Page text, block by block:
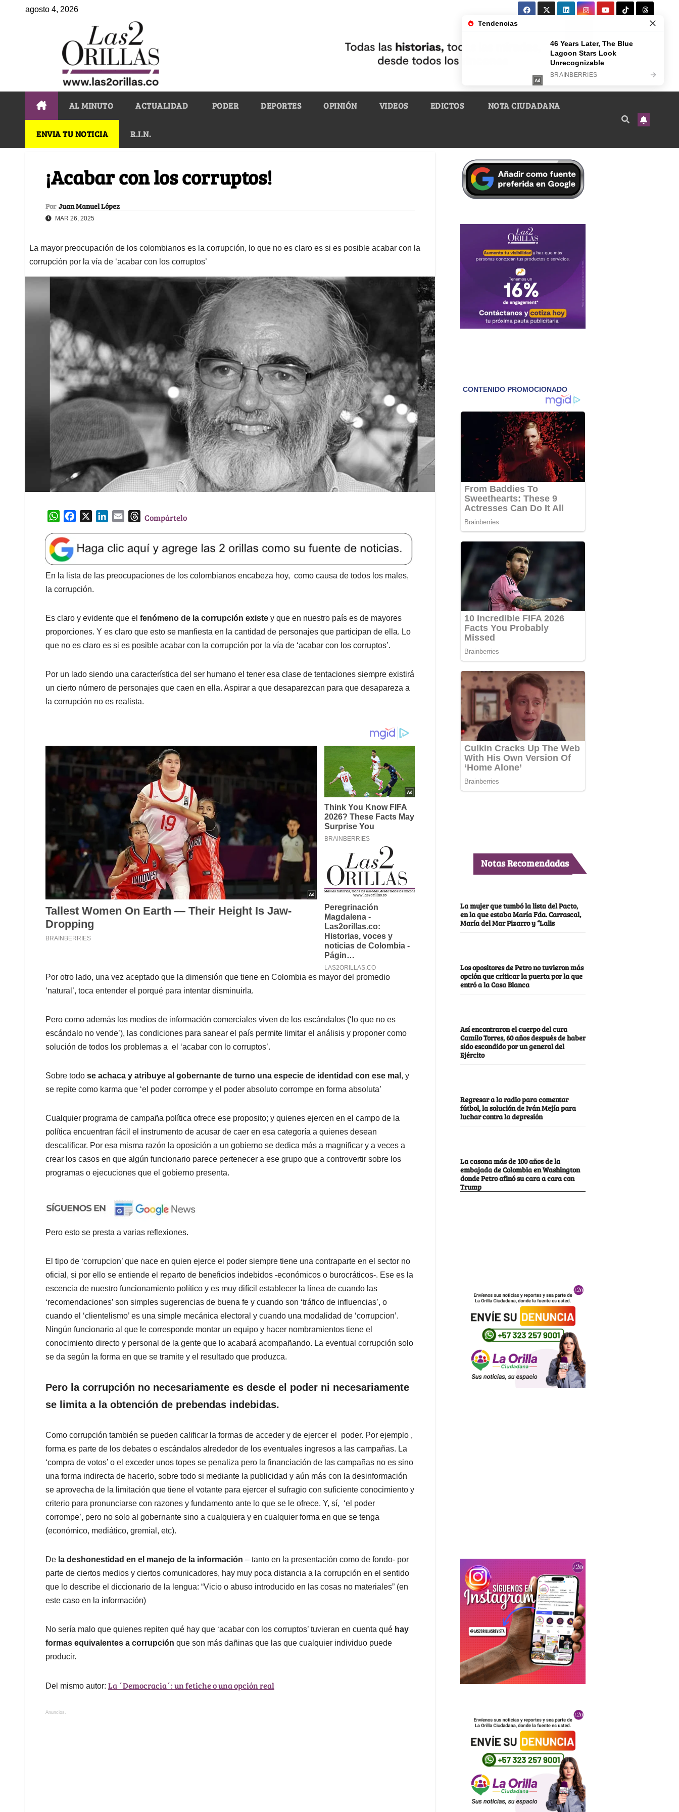
agosto 4, 2026
AL MINUTO ACTUALIDAD PODER DEPORTES OPINIÓN VIDEOS EDICTOS NOTA CIUDADANA
ENVIA TU NOTICIA R.I.N.
¡Acabar con los corruptos!
Por Juan Manuel López
MAR 26, 2025
La mayor preocupación de los colombianos es la corrupción, lo que no es claro es si es posible acabar con la
corrupción por la vía de ‘acabar con los corruptos’
W
a
t
s
A
p
e
b
o
o
k
e
d
l
T
e
a
d
Compártelo
En la lista de las preocupaciones de los colombianos encabeza hoy, como causa de todos los males,
la corrupción.
Es claro y evidente que el fenómeno de la corrupción existe y que en nuestro país es de mayores
proporciones. Y es claro que esto se manfiesta en la cantidad de personajes que participan de ella. Lo
que no es claro es si es posible acabar con la corrupción por la vía de ‘acabar con los corruptos’.
Por un lado siendo una característica del ser humano el tener esa clase de tentaciones siempre existirá
un cierto número de personajes que caen en ella. Aspirar a que desaparezcan para que desapareza a
la corrupción no es realista.
Por otro lado, una vez aceptado que la dimensión que tiene en Colombia es mayor del promedio
‘natural’, toca entender el porqué para intentar disminuirla.
Pero como además los medios de información comerciales viven de los escándalos (‘lo que no es
escándalo no vende’), las condiciones para sanear el país permite limitar el análisis y proponer como
solución de todos los problemas a el ‘acabar con lo corruptos’.
Sobre todo se achaca y atribuye al gobernante de turno una especie de identidad con ese mal , y
se repite como karma que ‘el poder corrompe y el poder absoluto corrompe en forma absoluta’
Cualquier programa de campaña política ofrece ese proposito; y quienes ejercen en el campo de la
política encuentran fácil el instrumento de acusar de caer en esa categoría a quienes desean
descalificar. Por esa misma razón la oposición a un gobierno se dedica más a magnificar y a veces a
crear los casos en que algún funcionario parece pertenecer a ese grupo que a controvertir sobre los
programas o ejecuciones que el gobierno presenta.
Pero esto se presta a varias reflexiones.
El tipo de ‘corrupcion’ que nace en quien ejerce el poder siempre tiene una contraparte en el sector no
oficial, si por ello se entiende el reparto de beneficios indebidos -económicos o burocráticos-. Ese es la
escencia de nuestro funcionamiento político y es muy difícil establecer la línea de cuando las
‘recomendaciones’ son simples sugerencias de buena fe y cuando son ‘tráfico de influencias’, o
cuando el ‘clientelismo’ es una simple mecánica electoral y cuando una modalidad de ‘corrupcion’.
Ningún funcionario al que le corresponde montar un equipo y hacer nombramientos tiene el
conocimiento directo y personal de la gente que lo acabará acompañando. La eventual corrupción solo
se da según la forma en que se tramite y el resultado que produzca.
Pero la corrupción no necesariamente es desde el poder ni necesariamente
se limita a la obtención de prebendas indebidas.
Como corrupción también se pueden calificar la formas de acceder y de ejercer el poder. Por ejemplo ,
forma es parte de los debates o escándalos alrededor de los eventuales ingresos a las campañas. La
‘compra de votos’ o el exceder unos topes se penaliza pero la financiación de las campañas no es sino
una forma indirecta de hacerlo, sobre todo si mediante la publicidad y aún más con la desinformación
se aprovecha de la limitación que tiene el votante para ejercer el sufragio con suficiente conocimiento y
criterio para pronunciarse con razones y fundamento ante lo que se le ofrece. Y, sí, ‘el poder
corrompe’, pero no solo al gobernante sino a cualquiera y en cualquier forma en que se tenga
(económico, mediático, gremial, etc).
De la deshonestidad en el manejo de la información – tanto en la presentación como de fondo- por
parte de ciertos medios y ciertos comunicadores, hay muy poca distancia a la corrupción en el sentido
que lo describe el diccionario de la lengua: “Vicio o abuso introducido en las cosas no materiales” (en
este caso en la información)
No sería malo que quienes repiten qué hay que ‘acabar con los corruptos’ tuvieran en cuenta qué hay
formas equivalentes a corrupción que son más dañinas que las que cualquier individuo puede
producir.
Del mismo autor: La ´Democracia´: un fetiche o una opción real
Anuncios.
Notas Recomendadas
La mujer que tumbó la lista del Pacto,
en la que estaba María Fda. Carrascal,
María del Mar Pizarro y “Lalis
Los opositores de Petro no tuvieron más
opción que criticar la puerta por la que
entró a la Casa Blanca
Así encontraron el cuerpo del cura
Camilo Torres, 60 años después de haber
sido escondido por un general del
Ejército
Regresar a la radio para comentar
fútbol, la solución de Iván Mejía para
luchar contra la depresión
La casona más de 100 años de la
embajada de Colombia en Washington
donde Petro afinó su cara a cara con
Trump